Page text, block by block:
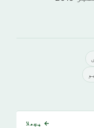
← پچھلا